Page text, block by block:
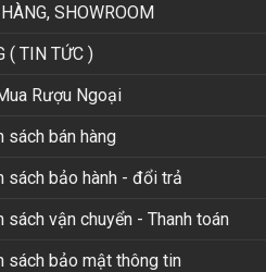
SHOWROOM
( TIN TỨC )
Rượu Ngoại
sách bán hàng
sách bảo hành - đổi trả
sách vận chuyển - Thanh toán
sách bảo mật thông tin